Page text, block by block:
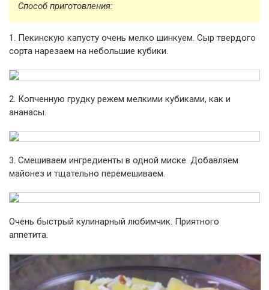
Способ приготовления:
1. Пекинскую капусту очень мелко шинкуем. Сыр твердого
сорта нарезаем на небольшие кубики.
2. Копченную грудку режем мелкими кубиками, как и
ананасы.
3. Смешиваем ингредиенты в одной миске. Добавляем
майонез и тщательно перемешиваем.
Очень быстрый кулинарный любимчик. Приятного
аппетита.